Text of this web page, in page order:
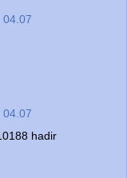
04.07
04.07
hadir